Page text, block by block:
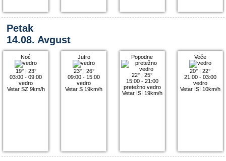
Petak
14.08. Avgust
Noć
19°| 23°
03:00 - 09:00
vedro
Vetar SZ 9km/h
Jutro
23°| 26°
09:00 - 15:00
vedro
Vetar S 19km/h
Popodne
22° |25°
15:00 - 21:00
pretežno vedro
Vetar ISI 19km/h
Veče
20° |22°
21:00 - 03:00
vedro
Vetar ISI 10km/h